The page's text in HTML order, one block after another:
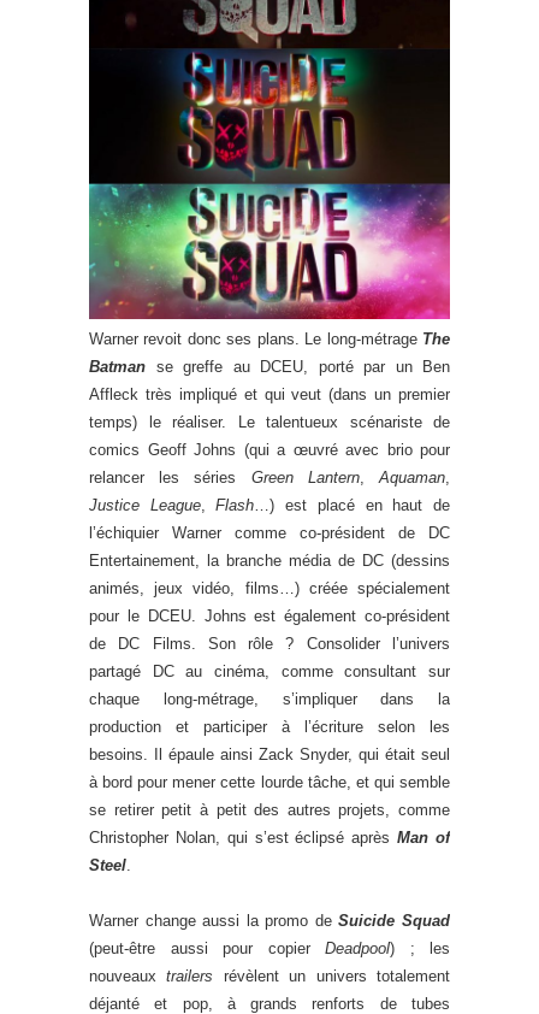
Warner revoit donc ses plans. Le long-métrage The
Batman se greffe au DCEU, porté par un Ben
Affleck très impliqué et qui veut (dans un premier
temps) le réaliser. Le talentueux scénariste de
comics Geoff Johns (qui a œuvré avec brio pour
relancer les séries Green Lantern,Aquaman,
Justice League,Flash…) est placé en haut de
l’échiquier Warner comme co-président de DC
Entertainement, la branche média de DC (dessins
animés, jeux vidéo, films…) créée spécialement
pour le DCEU. Johns est également co-président
de DC Films. Son rôle ? Consolider l’univers
partagé DC au cinéma, comme consultant sur
chaque long-métrage, s’impliquer dans la
production et participer à l’écriture selon les
besoins. Il épaule ainsi Zack Snyder, qui était seul
à bord pour mener cette lourde tâche, et qui semble
se retirer petit à petit des autres projets, comme
Christopher Nolan, qui s’est éclipsé aprèsMan of
Steel.
Warner change aussi la promo deSuicide Squad
(peut-être aussi pour copier Deadpool) ; les
nouveauxtrailers révèlent un univers totalement
déjanté et pop, à grands renforts de tubes